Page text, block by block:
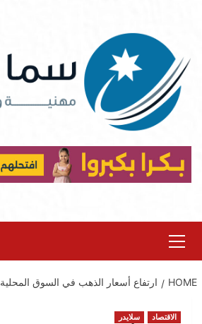
content
Menu
HOME ارتفاع أسعار الذهب في السوق المحلية
الاقتصاد سلايدر